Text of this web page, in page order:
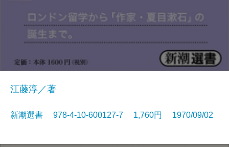
江藤淳／著
新潮選書 978-4-10-600127-7 1,760円 1970/09/02